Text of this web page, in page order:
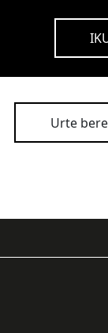
Urte